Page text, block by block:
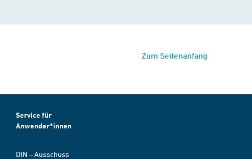
Zum Seitenanfang
Service für
Anwender*innen
DIN – Ausschuss